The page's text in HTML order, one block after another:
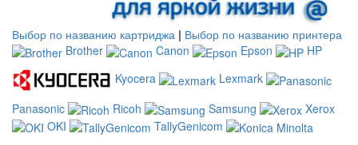
Выбор по названию картриджа | Выбор по названию принтера
Brother
Canon Epson
HP
Kyocera
Lexmark
Panasonic
Ricoh Samsung
Xerox
OKI
TallyGenicom